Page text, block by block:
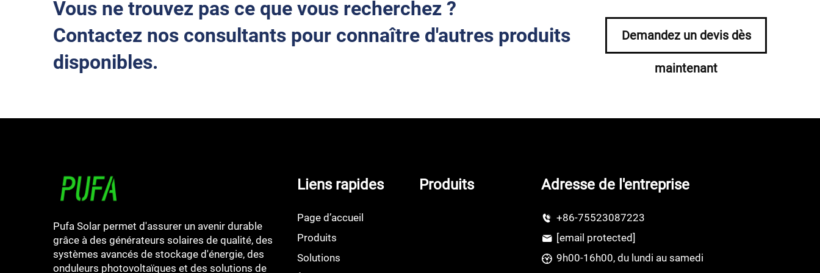
Vous ne trouvez pas ce que vous recherchez ?
Contactez nos consultants pour connaître d'autres produits
disponibles.
Demandez un devis dès
maintenant
Pufa Solar permet d'assurer un avenir durable
grâce à des générateurs solaires de qualité, des
systèmes avancés de stockage d'énergie, des
onduleurs photovoltaïques et des solutions de
Liens rapides
Page d’accueil
Produits
Solutions
Produits Adresse de l'entreprise
+86-75523087223
[email protected]
9h00-16h00, du lundi au samedi